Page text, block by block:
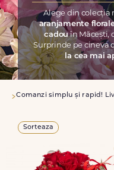
Alege din colecția
aranjamente
cadouîn Măcești,
Surprinde pe cineva
la cea mai
Comanzi simplu și rapid!
Sorteaza